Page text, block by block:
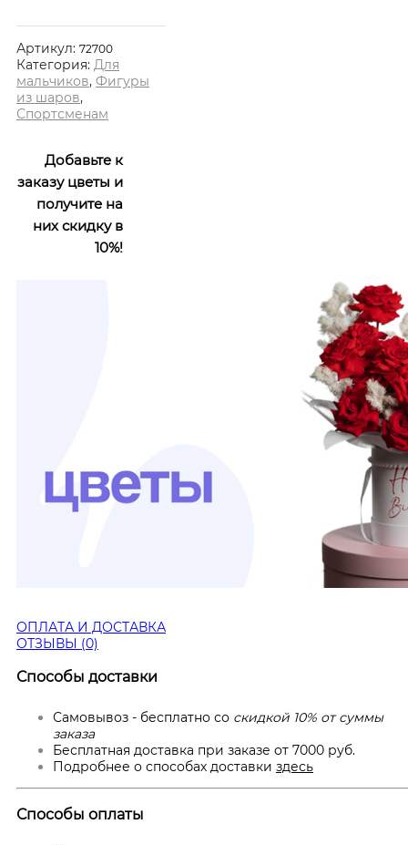
Артикул: 72700
Категория: Для
мальчиков, Фигуры
из шаров,
Спортсменам
Добавьте к
заказу цветы и
получите на
них скидку в
10%!
ОПЛАТА И ДОСТАВКА
ОТЗЫВЫ (0)
Способы доставки
Самовывоз - бесплатно со скидкой 10% от суммы
заказа
Бесплатная доставка при заказе от 7000 руб.
Подробнее о способах доставки здесь
Способы оплаты